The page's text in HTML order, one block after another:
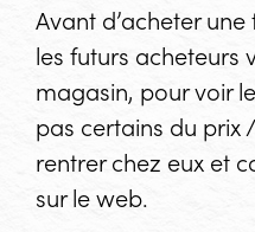
Avant d’acheter
les futurs acheteurs
magasin, pour voir
pas certains du prix
rentrer chez eux et
sur le web.